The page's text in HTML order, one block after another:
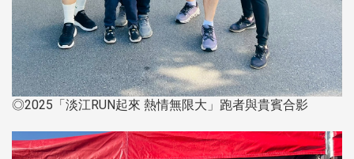
◎2025「淡江RUN起來 熱情無限大」跑者與貴賓合影